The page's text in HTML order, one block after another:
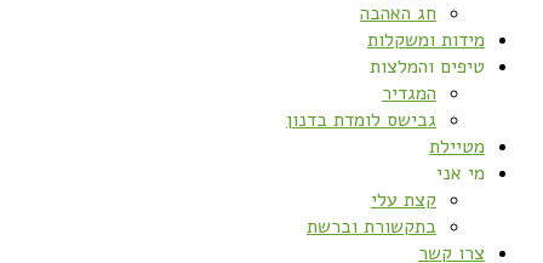
חג האהבה
מידות ומשקלות
טיפים והמלצות
המגדיר
גבישס לומדת בדנון
מטיילת
מי אני
קצת עלי
בתקשורת וברשת
צרו קשר